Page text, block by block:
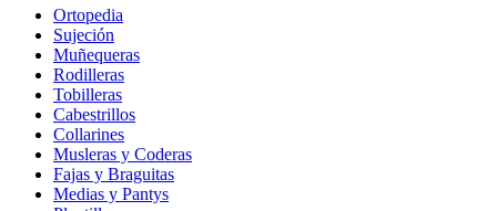
Ortopedia
Sujeción
Muñequeras
Rodilleras
Tobilleras
Cabestrillos
Collarines
Musleras y Coderas
Fajas y Braguitas
Medias y Pantys